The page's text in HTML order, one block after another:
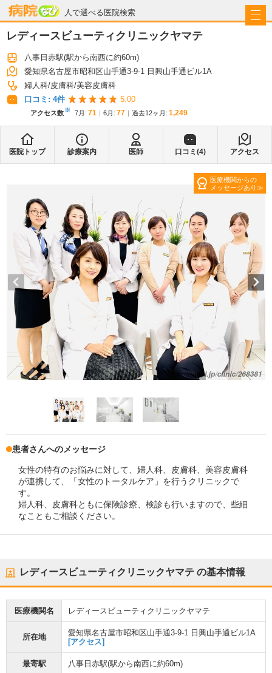
人で選べる医院検索
病院なび
レディースビューティクリニックヤマテ
八事日赤駅(駅から南西に約60m)
愛知県名古屋市昭和区山手通3-9-1 日興山手通ビル1A
婦人科 皮膚科 美容皮膚科
口コミ: 4件 5.00
アクセス数※ 7月 : 71 6月 : 77 過去12ヶ月: 1,249
医院トップ 診療案内 医師 口コミ(4) アクセス
医療機関からの
メッセージあり
患者さんへのメッセージ
女性の特有のお悩みに対して、婦人科、皮膚科、美容皮膚科
が連携して、「女性のトータルケア」を行うクリニックで
す。
婦人科、皮膚科ともに保険診療、検診も行いますので、些細
なこともご相談ください。
レディースビューティクリニックヤマテ の基本情報
医療機関名 レディースビューティクリニックヤマテ
所在地
愛知県名古屋市昭和区山手通3-9-1 日興山手通ビル1A
[アクセス]
最寄駅 八事日赤駅(駅から南西に約60m)